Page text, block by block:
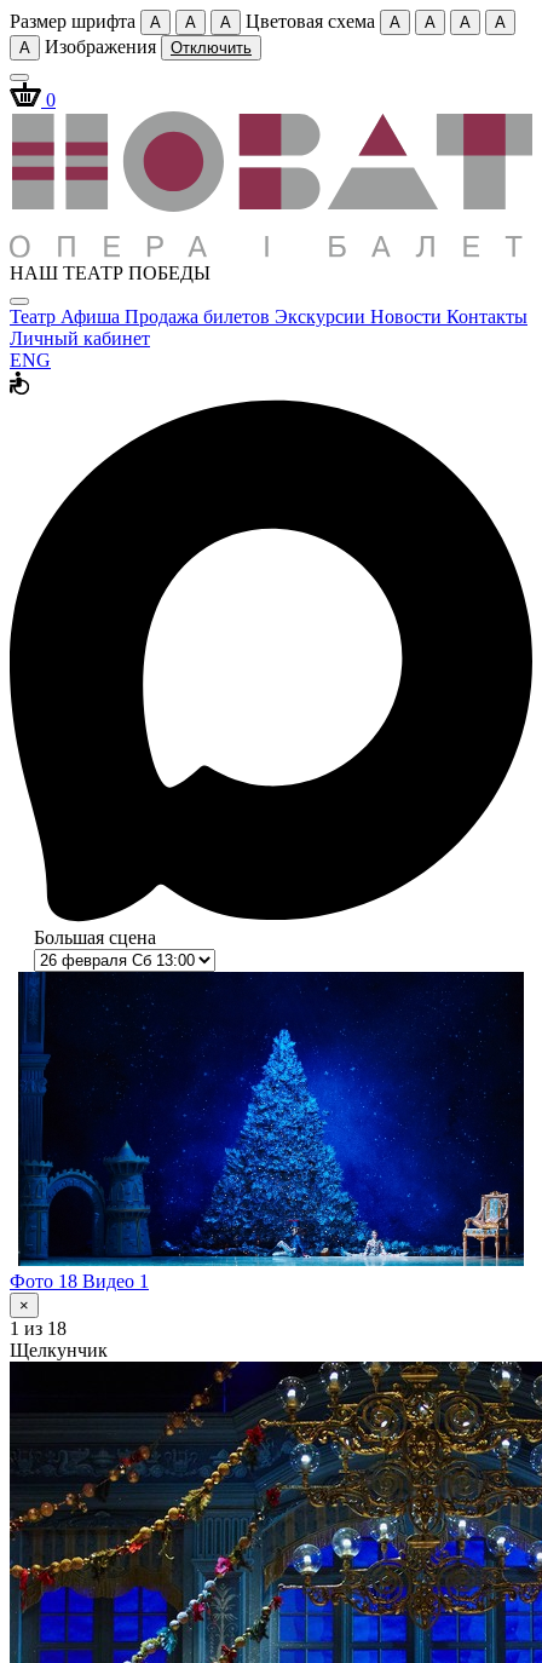
Размер шрифта A A A Цветовая схема A A A
A
A
Изображения Отключить
0
НАШ ТЕАТР ПОБЕДЫ
Театр Афиша Продажа билетов Экскурсии Новости Контакты
Личный кабинет
ENG
Большая сцена
Фото 18 Видео 1
×
1 из 18
Щелкунчик